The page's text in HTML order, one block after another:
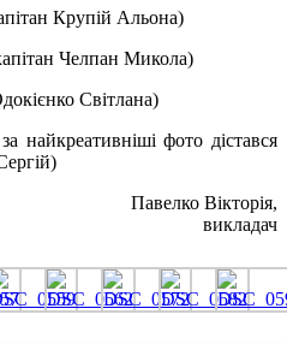
Крупій Альона)
Челпан Микола)
Світлана)
найкреативніші фото дістався
Вікторія,
викладач